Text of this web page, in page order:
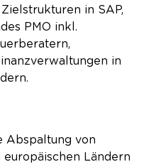
in SAP,
PMO inkl.
in
Abspaltung von
Ländern